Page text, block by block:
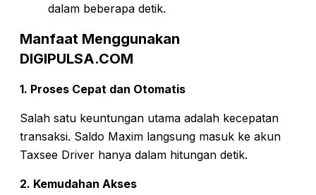
dalam beberapa detik.
Manfaat Menggunakan
DIGIPULSA.COM
1. Proses Cepat dan Otomatis
Salah satu keuntungan utama adalah kecepatan
transaksi. Saldo Maxim langsung masuk ke akun
Taxsee Driver hanya dalam hitungan detik.
2. Kemudahan Akses